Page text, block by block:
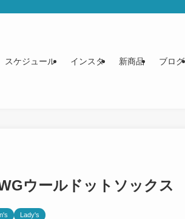
スケジュール インスタ 新商品 ブログ
ウールドットソックス
Lady's